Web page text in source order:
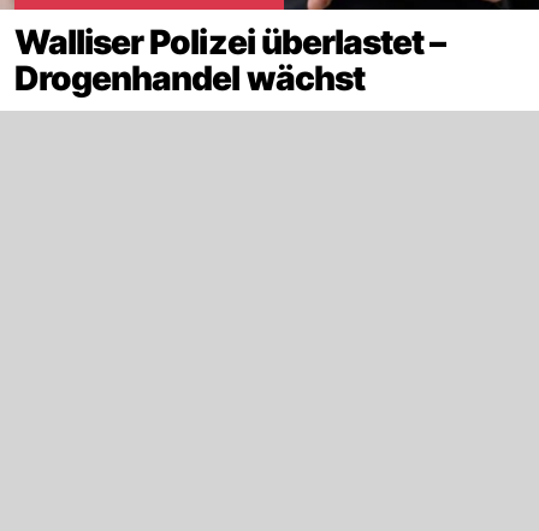
Walliser Polizei überlastet –
Drogenhandel wächst